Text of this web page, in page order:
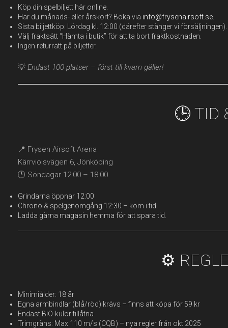
Köp din spelbiljett här online.
Har du månads- eller årskort? Boka via info@frysenairsoft.se
Sista biljettköp: Lördag kl. 12:00 (därefter stänger vi försäljningen).
Välj fraktsätt “Hämta i butik” för att ta bort fraktkostnaden.
Ingen returrätt på biljetter.
💡 Endast 100 platser – först till kvarn gäller!
🕒 TID
📍 Frysen Airsoft Arena
Kärrviolsvägen 6, Jönköping
🕛 Söndagar 12:00 – 18:00
Grindarna öppnar 12:00
Chrono & spelgenomgång 12:30 – kom i tid!
Ladda gärna magasin hemma för att spara tid.
⚙️
Minimiålder: 18 år
Egna armbindlar (blå/röd) krävs – finns att köpa för 59 kr
Endast BIO-kulor tillåtna
Trimgräns: Max 110 m/s (CQB) – nya regler från okt 2025